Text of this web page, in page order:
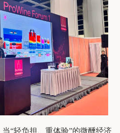
“轻负担、重体验”的微醺经济